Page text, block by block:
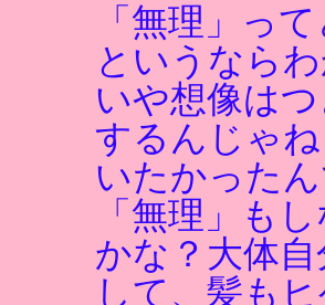
「無理」っ
というなら
いや想像は
するんじゃ
いたかった
「無理」も
かな？大体
して、髪も